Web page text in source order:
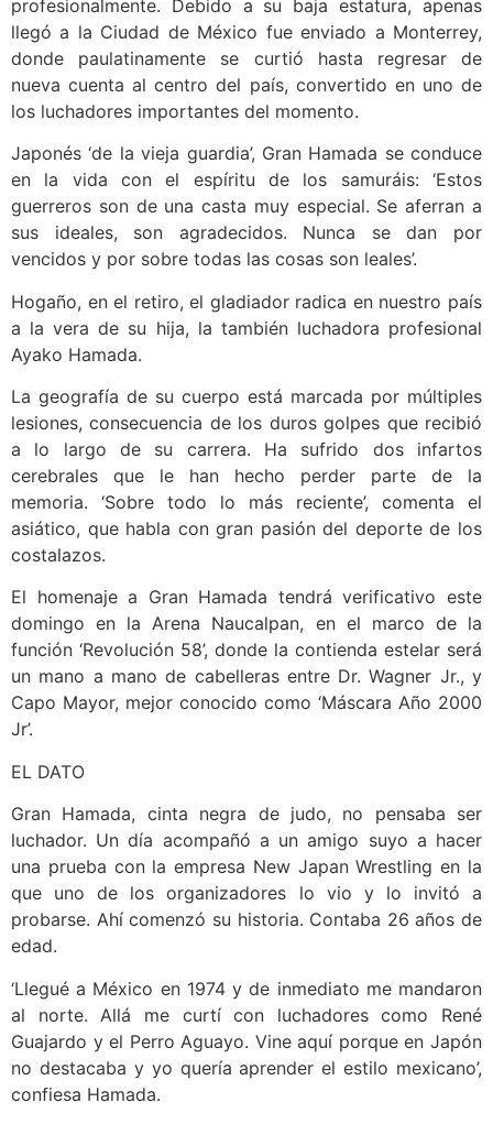
profesionalmente. Debido a su baja estatura, apenas
llegó a la Ciudad de México fue enviado a Monterrey,
donde paulatinamente se curtió hasta regresar de
nueva cuenta al centro del país, convertido en uno de
los luchadores importantes del momento.
Japonés ‘de la vieja guardia’, Gran Hamada se conduce
en la vida con el espíritu de los samuráis: ‘Estos
guerreros son de una casta muy especial. Se aferran a
sus ideales, son agradecidos. Nunca se dan por
vencidos y por sobre todas las cosas son leales’.
Hogaño, en el retiro, el gladiador radica en nuestro país
a la vera de su hija, la también luchadora profesional
Ayako Hamada.
La geografía de su cuerpo está marcada por múltiples
lesiones, consecuencia de los duros golpes que recibió
a lo largo de su carrera. Ha sufrido dos infartos
cerebrales que le han hecho perder parte de la
memoria. ‘Sobre todo lo más reciente’, comenta el
asiático, que habla con gran pasión del deporte de los
costalazos.
El homenaje a Gran Hamada tendrá verificativo este
domingo en la Arena Naucalpan, en el marco de la
función ‘Revolución 58’, donde la contienda estelar será
un mano a mano de cabelleras entre Dr. Wagner Jr., y
Capo Mayor, mejor conocido como ‘Máscara Año 2000
Jr’.
EL DATO
Gran Hamada, cinta negra de judo, no pensaba ser
luchador. Un día acompañó a un amigo suyo a hacer
una prueba con la empresa New Japan Wrestling en la
que uno de los organizadores lo vio y lo invitó a
probarse. Ahí comenzó su historia. Contaba 26 años de
edad.
‘Llegué a México en 1974 y de inmediato me mandaron
al norte. Allá me curtí con luchadores como René
Guajardo y el Perro Aguayo. Vine aquí porque en Japón
no destacaba y yo quería aprender el estilo mexicano’,
confiesa Hamada.